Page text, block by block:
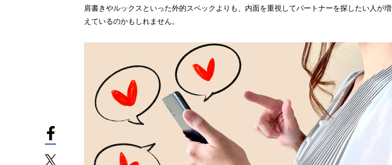
肩書きやルックスといった外的スペックよりも、内面を重視してパートナーを探したい人が増
えているのかもしれません。